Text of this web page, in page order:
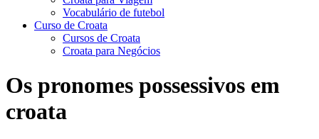
Vocabulário de futebol
Curso de Croata
Cursos de Croata
Croata para Negócios
Os pronomes possessivos em
croata